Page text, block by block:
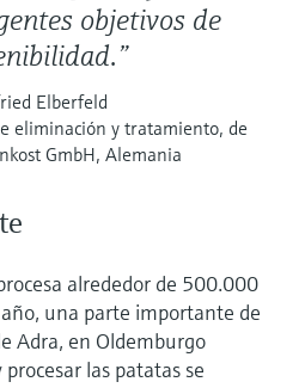
objetivos de
Elberfeld
eliminación y tratamiento, de
GmbH, Alemania
alrededor de 500.000
una parte importante de
Adra, en Oldemburgo
las patatas se